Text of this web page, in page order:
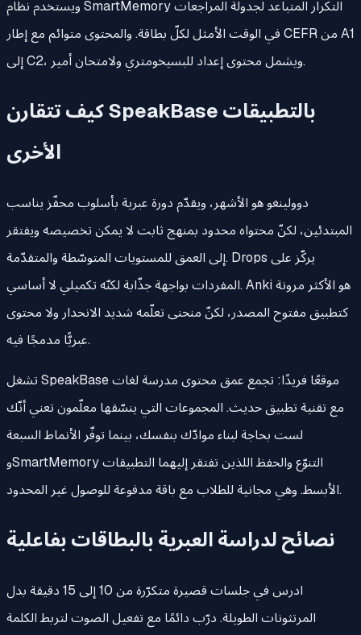
ويستخدم نظام SmartMemory التكرار المتباعد لجدولة المراجعات
في الوقت الأمثل لكلّ بطاقة. والمحتوى متوائم مع إطار CEFR من A1
إلى C2، ويشمل محتوى إعداد للبسيخومتري ولامتحان أمير.
كيف تتقارن SpeakBase بالتطبيقات
الأخرى
دوولينغو هو الأشهر، ويقدّم دورة عبرية بأسلوب محفّز يناسب
المبتدئين، لكنّ محتواه محدود بمنهج ثابت لا يمكن تخصيصه ويفتقر
إلى العمق للمستويات المتوسّطة والمتقدّمة. Drops يركّز على
المفردات بواجهة جذّابة لكنّه تكميلي لا أساسي. Anki هو الأكثر مرونة
كتطبيق مفتوح المصدر، لكنّ منحنى تعلّمه شديد الانحدار ولا محتوى
عبريًّا مدمجًا فيه.
تشغل SpeakBase موقعًا فريدًا: تجمع عمق محتوى مدرسة لغات
مع تقنية تطبيق حديث. المجموعات التي ينسّقها معلّمون تعني أنّك
لست بحاجة لبناء موادّك بنفسك، بينما توفّر الأنماط السبعة
وSmartMemory التنوّع والحفظ اللذين تفتقر إليهما التطبيقات
الأبسط. وهي مجانية للطلاب مع باقة مدفوعة للوصول غير المحدود.
نصائح لدراسة العبرية بالبطاقات بفاعلية
ادرس في جلسات قصيرة متكرّرة من 10 إلى 15 دقيقة بدل
المرتثونات الطويلة. درّب دائمًا مع تفعيل الصوت لتربط الكلمة